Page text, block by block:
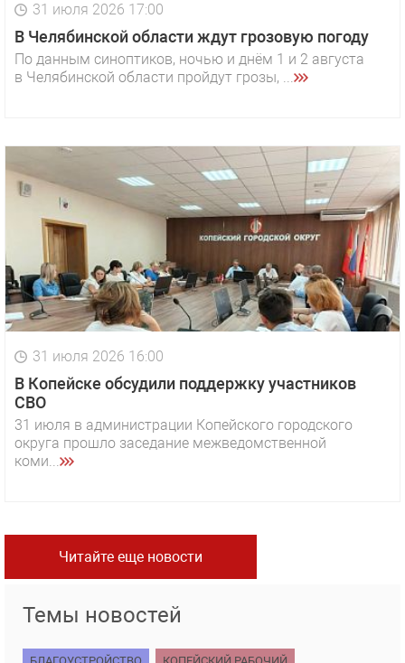
31 июля 2026 17:00
В Челябинской области ждут грозовую погоду
По данным синоптиков, ночью и днём 1 и 2 августа
в Челябинской области пройдут грозы, ...
31 июля 2026 16:00
В Копейске обсудили поддержку участников
СВО
31 июля в администрации Копейского городского
округа прошло заседание межведомственной
коми...
Читайте еще новости
Темы новостей